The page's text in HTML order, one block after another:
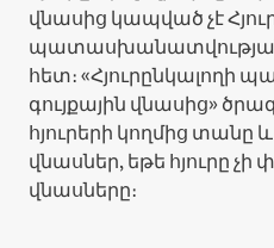
վնասից կապված չէ
հետ։ «Հյուրընկալողի
գույքային վնասից»
հյուրերի կողմից տանը
վնասներ, եթե հյուրը
վնասները։